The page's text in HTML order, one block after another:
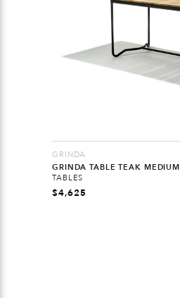
GRINDA
GRINDA TABLE TEAK MEDIUM
TABLES
$4,625